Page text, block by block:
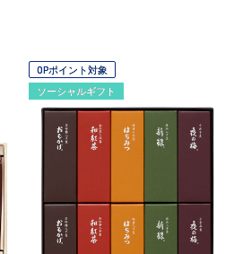
OPポイント対象
ソーシャルギフト